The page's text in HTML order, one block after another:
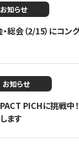
お知らせ
総会（2/15）にコン
お知らせ
PICHに挑戦中
ます